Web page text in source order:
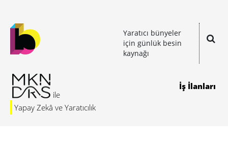
Yaratıcı bünyeler
için günlük besin
kaynağı
Yapay Zekâ ve Yaratıcılık
İş İlanları